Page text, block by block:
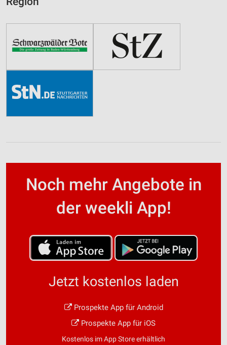
Noch mehr Angebote in
der weekli App!
Jetzt kostenlos laden
Prospekte App für Android
Prospekte App für iOS
Kostenlos im App Store erhältlich